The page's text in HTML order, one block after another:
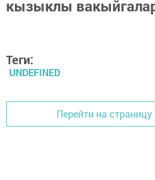
кызыклы
Теги:
UNDEFINED
Перейти на страницу